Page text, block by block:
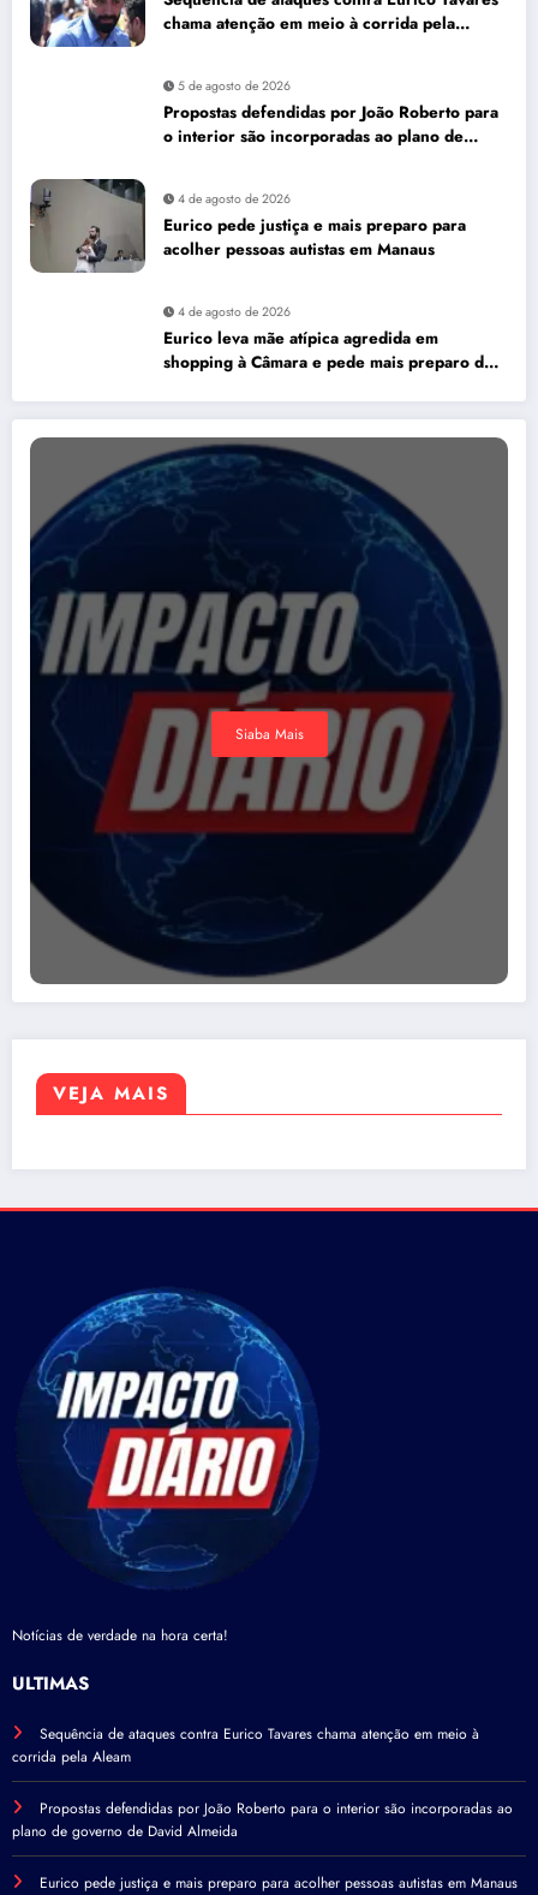
chama atenção em meio à corrida pela
5 de agosto de 2026
Propostas defendidas por João Roberto para
o interior são incorporadas ao plano de
4 de agosto de 2026
Eurico pede justiça e mais preparo para
acolher pessoas autistas em Manaus
4 de agosto de 2026
Eurico leva mãe atípica agredida em
shopping à Câmara e pede mais preparo dos
Siaba Mais
VEJA MAIS
Notícias de verdade na hora certa!
ÚLTIMAS
Sequência de ataques contra Eurico Tavares chama atenção em meio à
corrida pela Aleam
Propostas defendidas por João Roberto para o interior são incorporadas ao
plano de governo de David Almeida
Eurico pede justiça e mais preparo para acolher pessoas autistas em Manaus